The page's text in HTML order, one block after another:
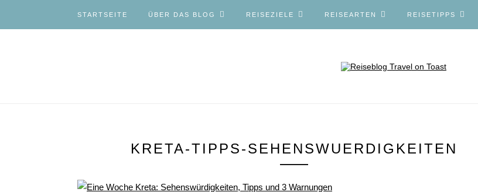
STARTSEITE ÜBER DAS BLOG REISEZIELE REISEARTEN REISETIPPS
KRETA-TIPPS-SEHENSWUERDIGKEITEN